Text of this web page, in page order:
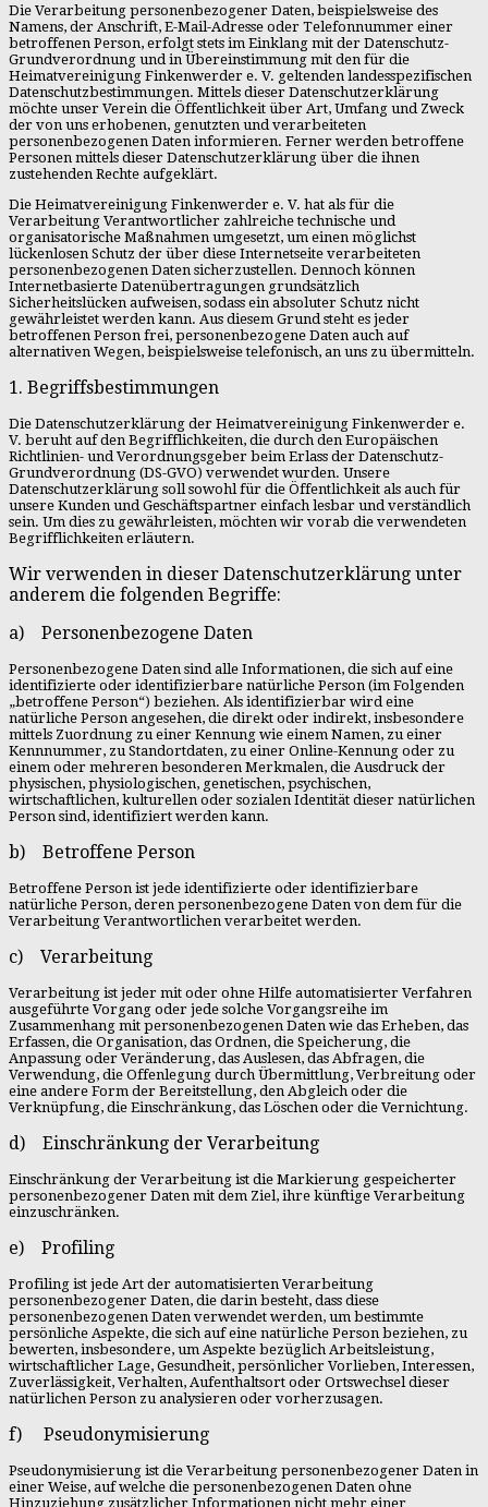
Die Verarbeitung personenbezogener Daten, beispielsweise des
Namens, der Anschrift, E-Mail-Adresse oder Telefonnummer einer
betroffenen Person, erfolgt stets im Einklang mit der Datenschutz-
Grundverordnung und in Übereinstimmung mit den für die
Heimatvereinigung Finkenwerder e. V. geltenden landesspezifischen
Datenschutzbestimmungen. Mittels dieser Datenschutzerklärung
möchte unser Verein die Öffentlichkeit über Art, Umfang und Zweck
der von uns erhobenen, genutzten und verarbeiteten
personenbezogenen Daten informieren. Ferner werden betroffene
Personen mittels dieser Datenschutzerklärung über die ihnen
zustehenden Rechte aufgeklärt.
Die Heimatvereinigung Finkenwerder e. V. hat als für die
Verarbeitung Verantwortlicher zahlreiche technische und
organisatorische Maßnahmen umgesetzt, um einen möglichst
lückenlosen Schutz der über diese Internetseite verarbeiteten
personenbezogenen Daten sicherzustellen. Dennoch können
Internetbasierte Datenübertragungen grundsätzlich
Sicherheitslücken aufweisen, sodass ein absoluter Schutz nicht
gewährleistet werden kann. Aus diesem Grund steht es jeder
betroffenen Person frei, personenbezogene Daten auch auf
alternativen Wegen, beispielsweise telefonisch, an uns zu übermitteln.
1. Begriffsbestimmungen
Die Datenschutzerklärung der Heimatvereinigung Finkenwerder e.
V. beruht auf den Begrifflichkeiten, die durch den Europäischen
Richtlinien- und Verordnungsgeber beim Erlass der Datenschutz-
Grundverordnung (DS-GVO) verwendet wurden. Unsere
Datenschutzerklärung soll sowohl für die Öffentlichkeit als auch für
unsere Kunden und Geschäftspartner einfach lesbar und verständlich
sein. Um dies zu gewährleisten, möchten wir vorab die verwendeten
Begrifflichkeiten erläutern.
Wir verwenden in dieser Datenschutzerklärung unter
anderem die folgenden Begriffe:
a) Personenbezogene Daten
Personenbezogene Daten sind alle Informationen, die sich auf eine
identifizierte oder identifizierbare natürliche Person (im Folgenden
„betroffene Person“) beziehen. Als identifizierbar wird eine
natürliche Person angesehen, die direkt oder indirekt, insbesondere
mittels Zuordnung zu einer Kennung wie einem Namen, zu einer
Kennnummer, zu Standortdaten, zu einer Online-Kennung oder zu
einem oder mehreren besonderen Merkmalen, die Ausdruck der
physischen, physiologischen, genetischen, psychischen,
wirtschaftlichen, kulturellen oder sozialen Identität dieser natürlichen
Person sind, identifiziert werden kann.
b) Betroffene Person
Betroffene Person ist jede identifizierte oder identifizierbare
natürliche Person, deren personenbezogene Daten von dem für die
Verarbeitung Verantwortlichen verarbeitet werden.
c) Verarbeitung
Verarbeitung ist jeder mit oder ohne Hilfe automatisierter Verfahren
ausgeführte Vorgang oder jede solche Vorgangsreihe im
Zusammenhang mit personenbezogenen Daten wie das Erheben, das
Erfassen, die Organisation, das Ordnen, die Speicherung, die
Anpassung oder Veränderung, das Auslesen, das Abfragen, die
Verwendung, die Offenlegung durch Übermittlung, Verbreitung oder
eine andere Form der Bereitstellung, den Abgleich oder die
Verknüpfung, die Einschränkung, das Löschen oder die Vernichtung.
d) Einschränkung der Verarbeitung
Einschränkung der Verarbeitung ist die Markierung gespeicherter
personenbezogener Daten mit dem Ziel, ihre künftige Verarbeitung
einzuschränken.
e) Profiling
Profiling ist jede Art der automatisierten Verarbeitung
personenbezogener Daten, die darin besteht, dass diese
personenbezogenen Daten verwendet werden, um bestimmte
persönliche Aspekte, die sich auf eine natürliche Person beziehen, zu
bewerten, insbesondere, um Aspekte bezüglich Arbeitsleistung,
wirtschaftlicher Lage, Gesundheit, persönlicher Vorlieben, Interessen,
Zuverlässigkeit, Verhalten, Aufenthaltsort oder Ortswechsel dieser
natürlichen Person zu analysieren oder vorherzusagen.
f) Pseudonymisierung
Pseudonymisierung ist die Verarbeitung personenbezogener Daten in
einer Weise, auf welche die personenbezogenen Daten ohne
Hinzuziehung zusätzlicher Informationen nicht mehr einer